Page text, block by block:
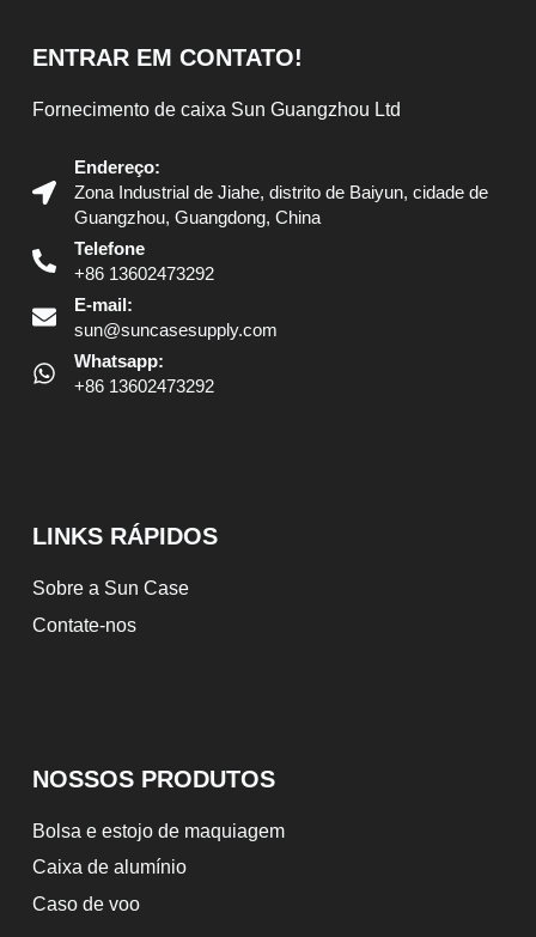
ENTRAR EM CONTATO!
Fornecimento de caixa Sun Guangzhou Ltd
Endereço:
Zona Industrial de Jiahe, distrito de Baiyun, cidade de
Guangzhou, Guangdong, China
Telefone
+86 13602473292
E-mail:
sun@suncasesupply.com
Whatsapp:
+86 13602473292
LINKS RÁPIDOS
Sobre a Sun Case
Contate-nos
NOSSOS PRODUTOS
Bolsa e estojo de maquiagem
Caixa de alumínio
Caso de voo